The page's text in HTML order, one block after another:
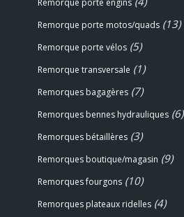
Remorque porte engins
Remorque porte motos/quads (13)
Remorque porte vélos (5)
Remorque transversale (1)
Remorques bagagères (7)
Remorques bennes hydrauliques (6)
Remorques bétaillères (3)
Remorques boutique/magasin (9)
Remorques fourgons (10)
Remorques plateaux ridelles (4)